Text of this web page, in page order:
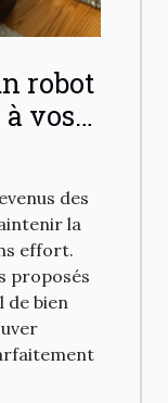
robot
vos
des
la
effort.
proposés
de bien